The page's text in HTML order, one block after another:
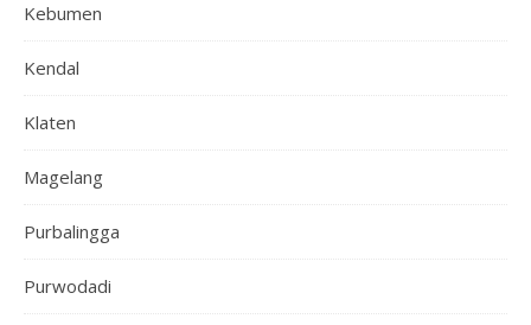
Kebumen
Kendal
Klaten
Magelang
Purbalingga
Purwodadi